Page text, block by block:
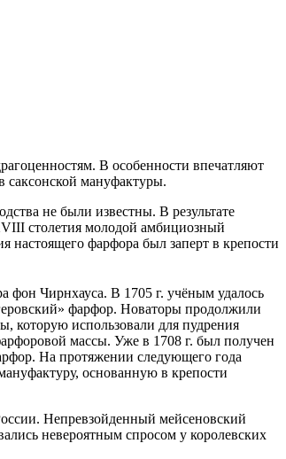
В особенности впечатляют
саксонской мануфактуры.
не были известны. В результате
столетия молодой амбициозный
фарфора был заперт в крепости
фон Чирнхауса. В 1705 г. учёным удалось
фарфор. Новаторы продолжили
которую использовали для пудрения
массы. Уже в 1708 г. был получен
На протяжении следующего года
основанную в крепости
Непревзойденный мейсеновский
невероятным спросом у королевских